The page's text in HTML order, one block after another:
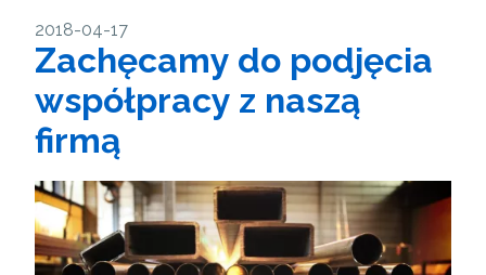
2018-04-17
Zachęcamy do podjęcia
współpracy z naszą
firmą